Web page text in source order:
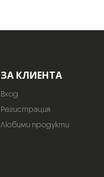
ЗА КЛИЕНТА
Вход
Регистрация
Любими продукти